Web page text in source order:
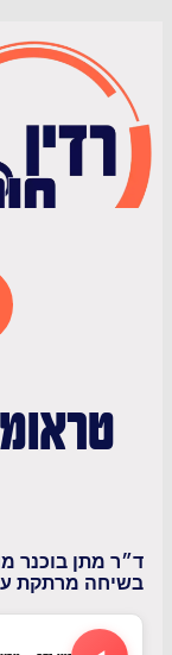
בוכנר מומחה
מרתקת על